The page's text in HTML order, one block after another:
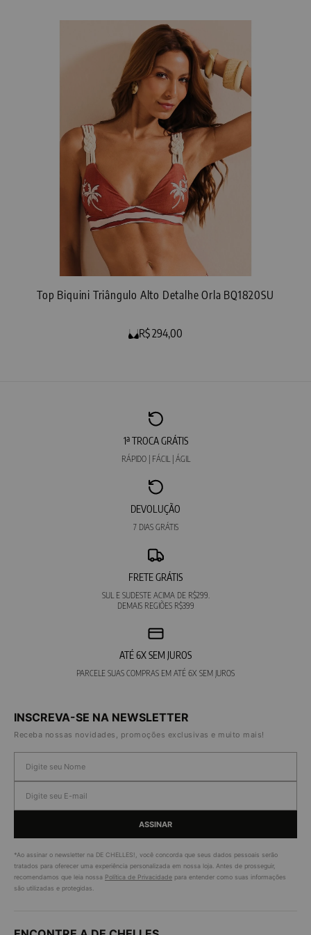
Top Biquini Triângulo Alto Detalhe Orla BQ1820SU
R$ 294,00
1ª TROCA GRÁTIS
RÁPIDO | FÁCIL | ÁGIL
DEVOLUÇÃO
7 DIAS GRÁTIS
FRETE GRÁTIS
SUL E SUDESTE ACIMA DE R$299.
DEMAIS REGIÕES R$399
ATÉ 6X SEM JUROS
PARCELE SUAS COMPRAS EM ATÉ 6X SEM JUROS
INSCREVA-SE NA NEWSLETTER
Receba nossas novidades, promoções exclusivas e muito mais!
ASSINAR
*Ao assinar o newsletter na DE CHELLES!, você concorda que seus dados pessoais serão
tratados para oferecer uma experiência personalizada em nossa loja. Antes de prosseguir,
recomendamos que leia nossa Política de Privacidade para entender como suas informações
são utilizadas e protegidas.